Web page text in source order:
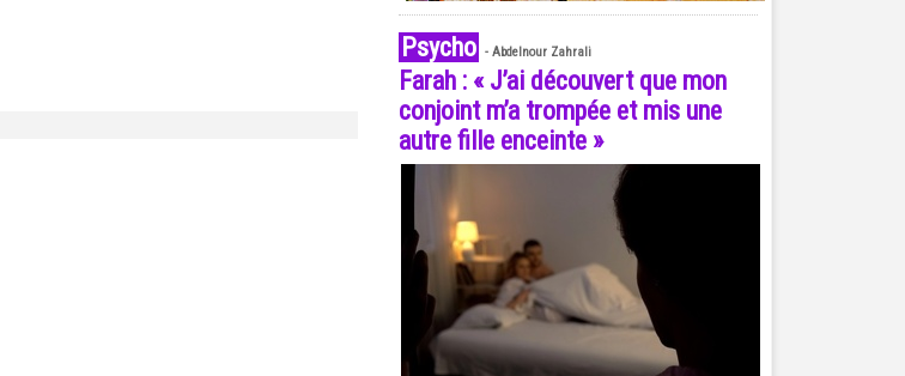
Psycho - Abdelnour Zahrali
Farah : « J’ai découvert que mon
conjoint m’a trompée et mis une
autre fille enceinte »